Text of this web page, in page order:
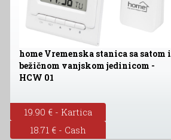
home Vremenska stanica sa satom i
bežičnom vanjskom jedinicom -
HCW 01
19.90 € - Kartica
18.71 € - Cash